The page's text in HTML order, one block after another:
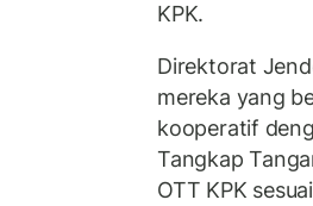
KPK.
Direktorat
mereka yang
kooperatif
Tangkap
OTT KPK